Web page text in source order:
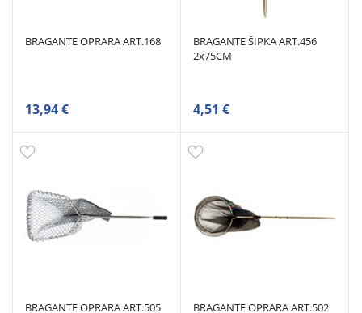
BRAGANTE OPRARA ART.168
13,94 €
BRAGANTE ŠIPKA ART.456
2x75CM
4,51 €
BRAGANTE OPRARA ART.505 BRAGANTE OPRARA ART.502